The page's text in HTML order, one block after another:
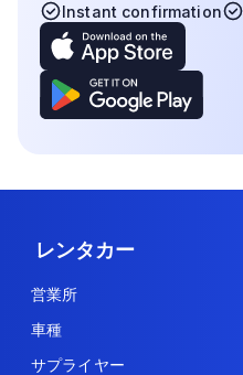
Instant confirmation
レンタカー
営業所
車種
サプライヤー